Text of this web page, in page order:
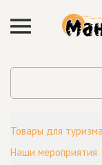
Товары для
Наши мероприятия